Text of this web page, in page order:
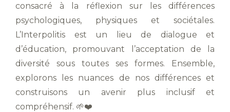
consacré à la réflexion sur les différences
psychologiques, physiques et sociétales.
L’Interpolitis est un lieu de dialogue et
d’éducation, promouvant l’acceptation de la
diversité sous toutes ses formes. Ensemble,
explorons les nuances de nos différences et
construisons un avenir plus inclusif et
compréhensif. 🌱❤️